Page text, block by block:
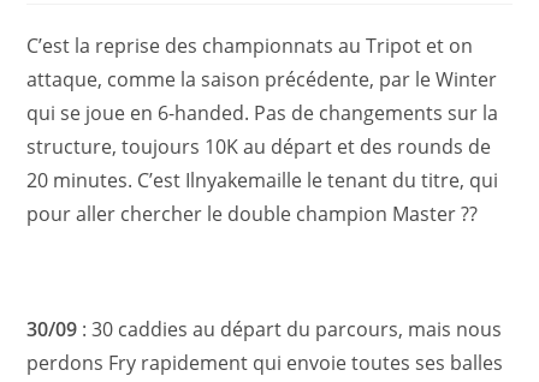
C’est la reprise des championnats au Tripot et on
attaque, comme la saison précédente, par le Winter
qui se joue en 6-handed. Pas de changements sur la
structure, toujours 10K au départ et des rounds de
20 minutes. C’est Ilnyakemaille le tenant du titre, qui
pour aller chercher le double champion Master ??
30/09 : 30 caddies au départ du parcours, mais nous
perdons Fry rapidement qui envoie toutes ses balles